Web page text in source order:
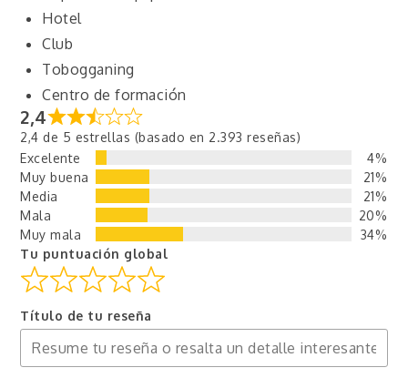
Hotel
Club
Tobogganing
Centro de formación
2,4
2,4 de 5 estrellas (basado en 2.393 reseñas)
Excelente
4%
Muy buena
21%
Media
21%
Mala
20%
Muy mala
34%
Tu puntuación global
Título de tu reseña